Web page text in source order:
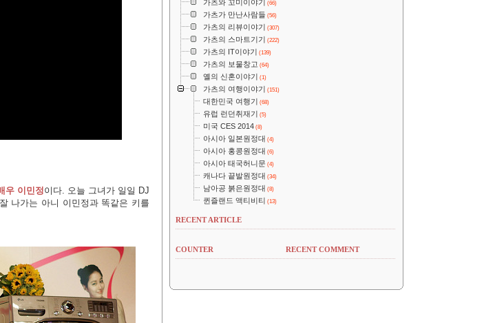
우 이민정이다. 오늘 그녀가 일일 DJ
나가는 아니 이민정과 똑같은 키를
가츠와 꼬미이야기 (66)
가츠가 만난사람들 (56)
가츠의 리뷰이야기 (307)
가츠의 스마트기기 (222)
가츠의 IT이야기 (139)
가츠의 보물창고 (64)
옐의 신혼이야기 (1)
가츠의 여행이야기 (151)
대한민국 여행기 (68)
유럽 런던취재기 (5)
미국 CES 2014 (8)
아시아 일본원정대 (4)
아시아 홍콩원정대 (6)
아시아 태국허니문 (4)
캐나다 끝발원정대 (34)
남아공 붉은원정대 (8)
퀸즐랜드 액티비티 (13)
RECENT ARTICLE
COUNTER RECENT COMMENT